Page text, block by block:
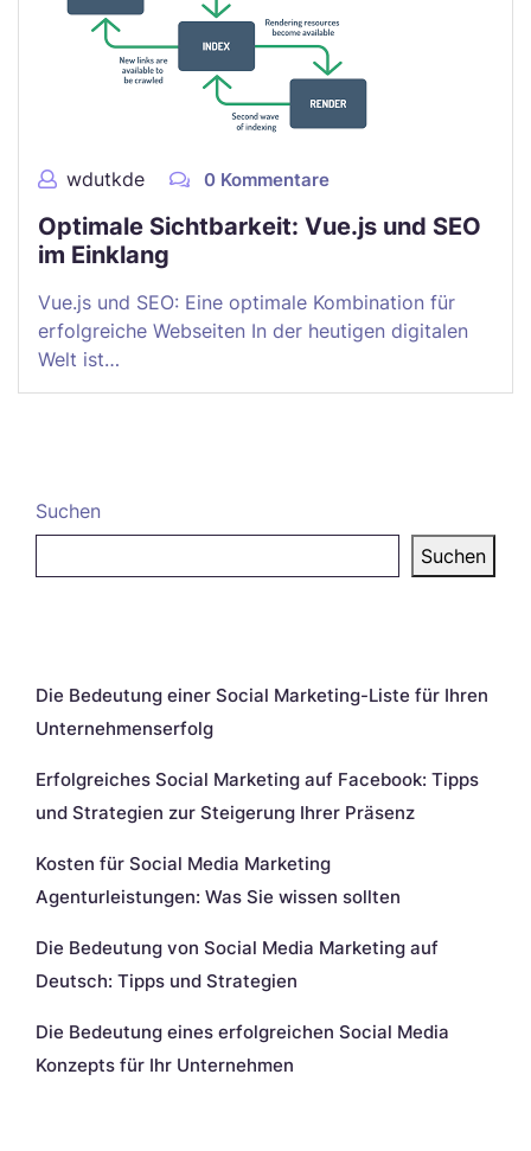
wdutkde 0 Kommentare
Optimale Sichtbarkeit: Vue.js und SEO
im Einklang
Vue.js und SEO: Eine optimale Kombination für
erfolgreiche Webseiten In der heutigen digitalen
Welt ist…
Suchen
Suchen
Die Bedeutung einer Social Marketing-Liste für Ihren
Unternehmenserfolg
Erfolgreiches Social Marketing auf Facebook: Tipps
und Strategien zur Steigerung Ihrer Präsenz
Kosten für Social Media Marketing
Agenturleistungen: Was Sie wissen sollten
Die Bedeutung von Social Media Marketing auf
Deutsch: Tipps und Strategien
Die Bedeutung eines erfolgreichen Social Media
Konzepts für Ihr Unternehmen